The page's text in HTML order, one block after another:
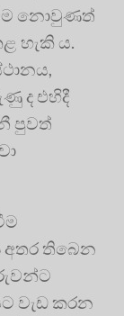
ම නොවුණත්
හැකි ය.
ද එහිදී
පුවත්
අතර තිබෙන
වැඩ කරන